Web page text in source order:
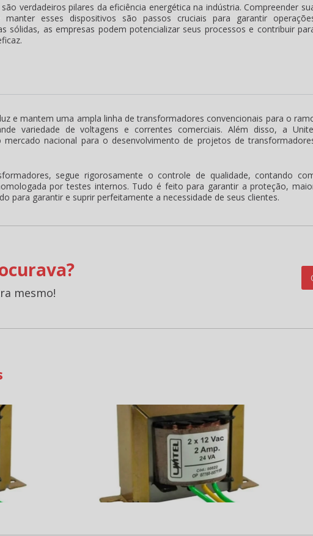
verdadeiros pilares da eficiência energética na indústria. Compreender
manter esses dispositivos são passos cruciais para garantir
sólidas, as empresas podem potencializar seus processos e contribuir
e mantem uma ampla linha de transformadores convencionais para o
variedade de voltagens e correntes comerciais. Além disso, a
nacional para o desenvolvimento de projetos de
segue rigorosamente o controle de qualidade, contando
por testes internos. Tudo é feito para garantir a proteção,
para garantir e suprir perfeitamente a necessidade de seus clientes.
mesmo!